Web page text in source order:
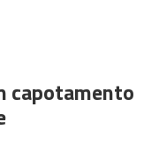
capotamento